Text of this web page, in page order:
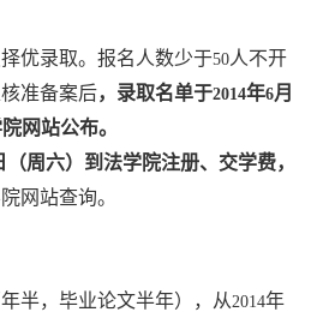
优录取。报名人数少于50人不开
准备案后，录取名单于2014年6月
网站公布。
（周六）到法学院注册、交学费，
网站查询。
半，毕业论文半年），从 2014年